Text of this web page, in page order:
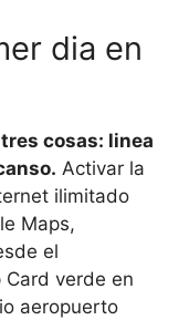
dia en
cosas: linea
Activar la
ilimitado
Maps,
el
Card verde en
aeropuerto